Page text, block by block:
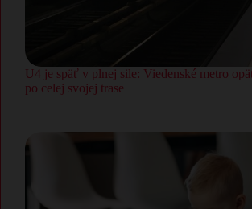
U4 je späť v plnej sile: Viedenské metro
po celej svojej trase